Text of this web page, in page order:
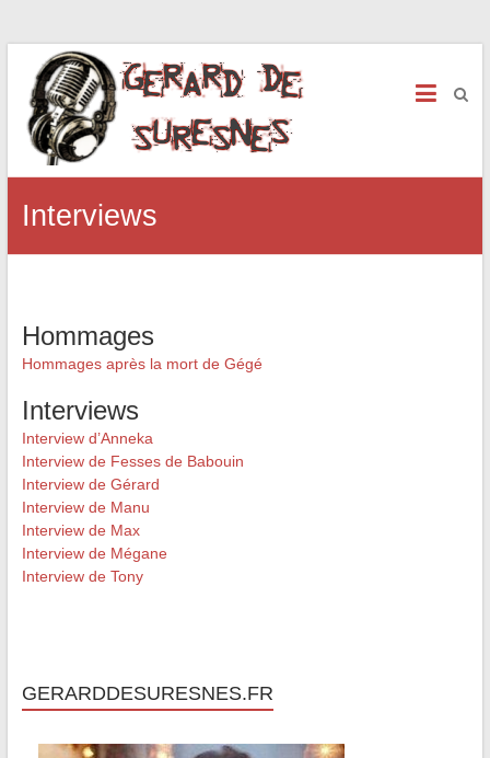
Interviews
Hommages
Hommages après la mort de Gégé
Interviews
Interview d’Anneka
Interview de Fesses de Babouin
Interview de Gérard
Interview de Manu
Interview de Max
Interview de Mégane
Interview de Tony
GERARDDESURESNES.FR